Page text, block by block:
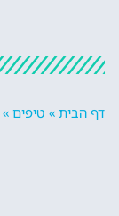
דף הבית » טיפים »